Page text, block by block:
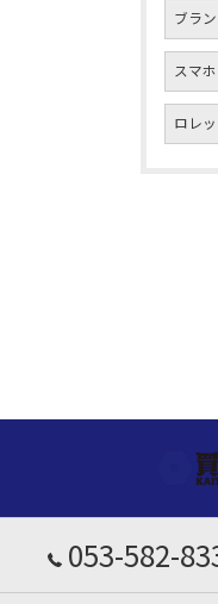
ブラ
スマホ
ロレ
053-582-